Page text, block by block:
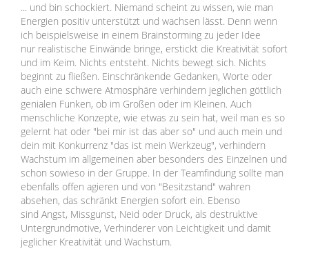
... und bin schockiert. Niemand scheint zu wissen, wie man
Energien positiv unterstützt und wachsen lässt. Denn wenn
ich beispielsweise in einem Brainstorming zu jeder Idee
nur realistische Einwände bringe, erstickt die Kreativität sofort
und im Keim. Nichts entsteht. Nichts bewegt sich. Nichts
beginnt zu fließen. Einschränkende Gedanken, Worte oder
auch eine schwere Atmosphäre verhindern jeglichen göttlich
genialen Funken, ob im Großen oder im Kleinen. Auch
menschliche Konzepte, wie etwas zu sein hat, weil man es so
gelernt hat oder "bei mir ist das aber so" und auch mein und
dein mit Konkurrenz "das ist mein Werkzeug", verhindern
Wachstum im allgemeinen aber besonders des Einzelnen und
schon sowieso in der Gruppe. In der Teamfindung sollte man
ebenfalls offen agieren und von "Besitzstand" wahren
absehen, das schränkt Energien sofort ein. Ebenso
sind Angst, Missgunst, Neid oder Druck, als destruktive
Untergrundmotive, Verhinderer von Leichtigkeit und damit
jeglicher Kreativität und Wachstum.